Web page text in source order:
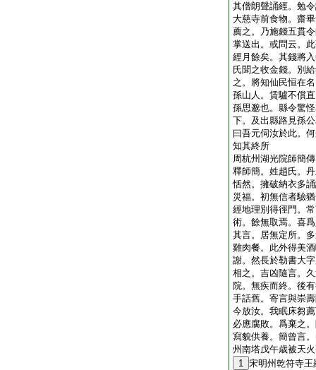
其僧朗聲誦經。勉
大慈寺前食物。齋
薦之。乃施錢五貫
掌送出。或問云。
經月餘矣。其錢將
氏聞之收金錢。別
之。將知仙民恒在
孫山人。賃驢不償
孫思邈也。縣令驚
下。及出縣路見孫
曰吾元伺汝於此。
知其終所
周杭州湖光院師簡傳
釋師簡。姓趙氏。
恬然。擁破納衣多
災福。初無信者驗
經地理別得徑門。
術。餘無取焉。喜
其言。居無定所。
雞肉餐。此外得美
謝。然長於勒書大
相之。吉凶隨言。
院。無疾而終。後
手話舊。寄言與崇
今放汝。我眠床芻
必應腐敗。爲棄之
寫貌供養。簡曾言
州南塔戊午歳被天
1 宋明州乾符寺王